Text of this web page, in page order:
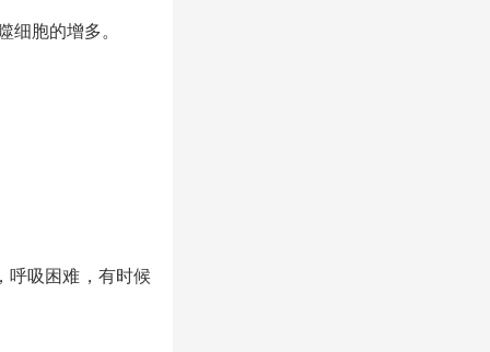
胞的增多。
呼吸困难，有时候